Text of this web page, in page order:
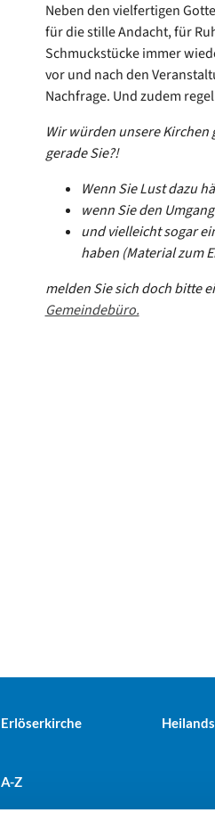
Neben den vielfertigen
für die stille Andacht, für
Schmuckstücke immer
vor und nach den
Nachfrage. Und zudem
Wir würden unsere
gerade Sie?!
Wenn Sie Lust dazu
wenn Sie den
und vielleicht sogar
haben (Material zum
melden Sie sich doch bitte
Gemeindebüro.
Erlöserkirche
A-Z